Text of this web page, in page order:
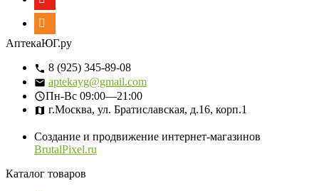
АптекаЮГ.ру
8 (925) 345-89-08
aptekayg@gmail.com
Пн-Вс 09:00—21:00
г.Москва, ул. Братиславская, д.16, корп.1
Создание и продвижение интернет-магазинов
BrutalPixel.ru
Каталог товаров